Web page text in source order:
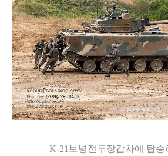
K-21보병전투장갑차에 탑승